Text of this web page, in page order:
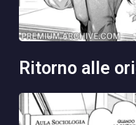
ritorno alle